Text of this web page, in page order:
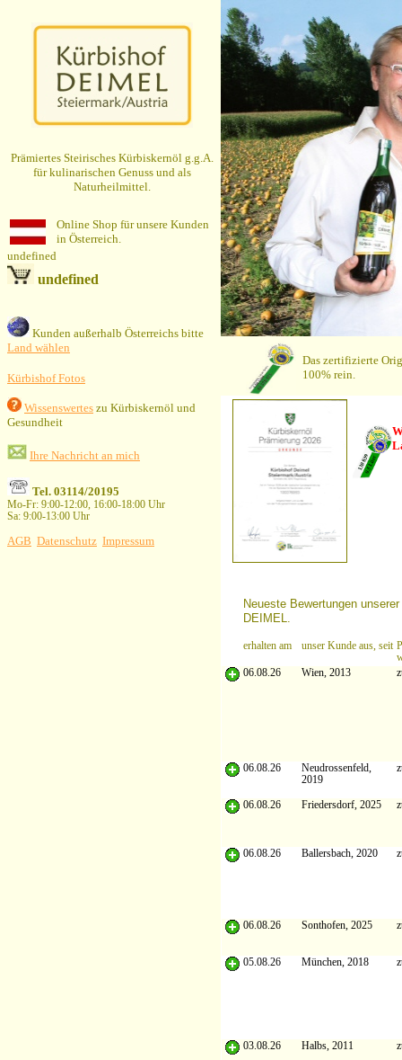
Prämiertes Steirisches Kürbiskernöl g.g.A.
für kulinarischen Genuss und als
Naturheilmittel.
Online Shop für unsere Kunden
in Österreich.
undefined
undefined
Kunden außerhalb Österreichs bitte
Land wählen
Kürbishof Fotos
Wissenswertes zu Kürbiskernöl und
Gesundheit
Ihre Nachricht an mich
Tel. 03114/20195
Mo-Fr: 9:00-12:00, 16:00-18:00 Uhr
Sa: 9:00-13:00 Uhr
AGB Datenschutz Impressum